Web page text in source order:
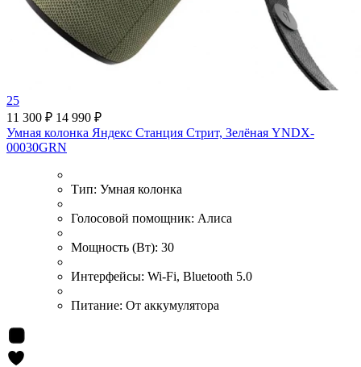
25
11 300 ₽ 14 990 ₽
Умная колонка Яндекс Станция Стрит, Зелёная YNDX-
00030GRN
Тип: Умная колонка
Голосовой помощник: Алиса
Мощность (Вт): 30
Интерфейсы: Wi-Fi, Bluetooth 5.0
Питание: От аккумулятора